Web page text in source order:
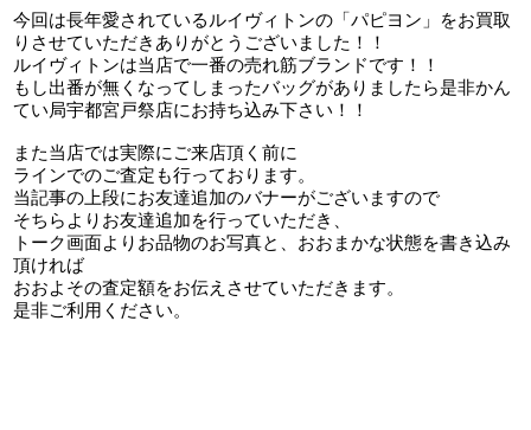
今回は長年愛されているルイヴィトンの「パピヨン」をお買取
りさせていただきありがとうございました！！
ルイヴィトンは当店で一番の売れ筋ブランドです！！
もし出番が無くなってしまったバッグがありましたら是非かん
てい局宇都宮戸祭店にお持ち込み下さい！！
また当店では実際にご来店頂く前に
ラインでのご査定も行っております。
当記事の上段にお友達追加のバナーがございますので
そちらよりお友達追加を行っていただき、
トーク画面よりお品物のお写真と、おおまかな状態を書き込み
頂ければ
おおよその査定額をお伝えさせていただきます。
是非ご利用ください。